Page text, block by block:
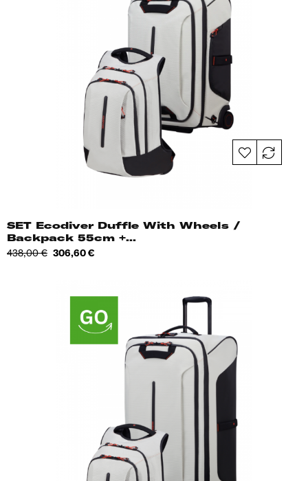
SET Ecodiver Duffle With Wheels /
Backpack 55cm +...
Tavahind
438,00 € Hind
306,60 €